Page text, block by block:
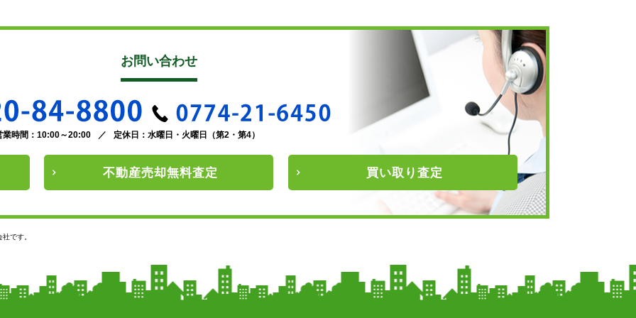
お問い合わせ
業時間：10:00～20:00 ／ 定休日：水曜日・火曜日（第2・第4）
不動産売却無料査定 買い取り 査定
です。